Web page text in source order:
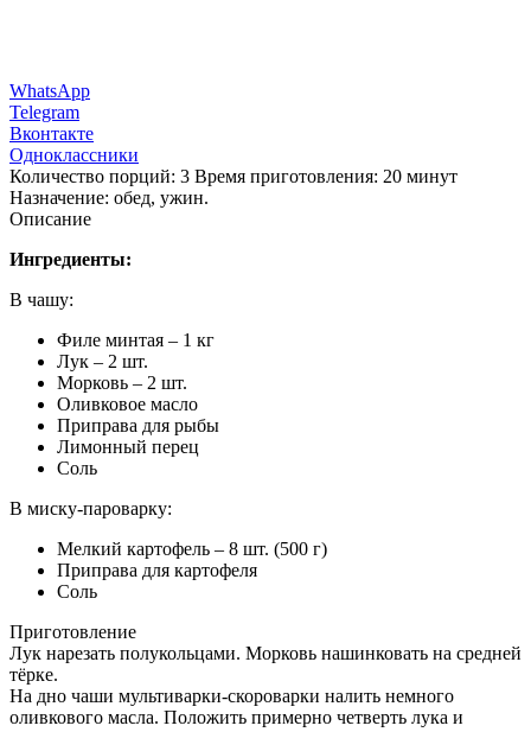
WhatsApp
Telegram
Вконтакте
Одноклассники
Количество порций: 3 Время приготовления: 20 минут
Назначение: обед, ужин.
Описание
Ингредиенты:
В чашу:
Филе минтая – 1 кг
Лук – 2 шт.
Морковь – 2 шт.
Оливковое масло
Приправа для рыбы
Лимонный перец
Соль
В миску-пароварку:
Мелкий картофель – 8 шт. (500 г)
Приправа для картофеля
Соль
Приготовление
Лук нарезать полукольцами. Морковь нашинковать на средней
тёрке.
На дно чаши мультиварки-скороварки налить немного
оливкового масла. Положить примерно четверть лука и